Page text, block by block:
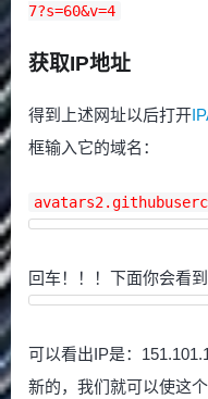
7?s=60&v=4
获取IP地址
得到上述网址以后打开
框输入它的域名：
回车！！！下面你会看
可以看出IP是：
新的，我们就可以使这